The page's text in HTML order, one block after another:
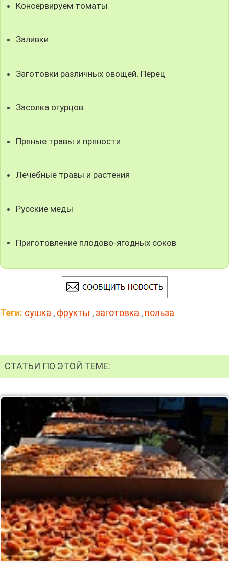
Консервируем томаты
Заливки
Заготовки различных овощей. Перец
Засолка огурцов
Пряные травы и пряности
Лечебные травы и растения
Русские меды
Приготовление плодово-ягодных соков
Теги: сушка , фрукты , заготовка , польза
СТАТЬИ ПО ЭТОЙ ТЕМЕ: